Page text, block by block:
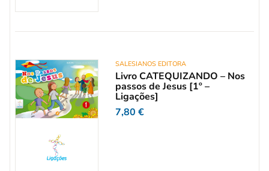
SALESIANOS EDITORA
Livro CATEQUIZANDO – Nos
passos de Jesus [1º –
Ligações]
7,80€